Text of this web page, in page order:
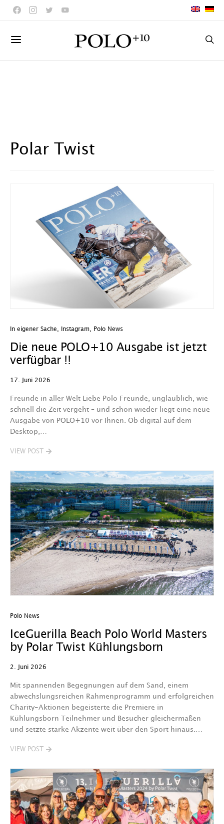
Polar Twist
In eigener Sache Instagram Polo News
Die neue POLO+10 Ausgabe ist jetzt
verfügbar !!
17. Juni 2026
Freunde in aller Welt Liebe Polo Freunde, unglaublich, wie
schnell die Zeit vergeht – und schon wieder liegt eine neue
Ausgabe von POLO+10 vor Ihnen. Ob digital auf dem
Desktop,…
VIEW POST
Polo News
IceGuerilla Beach Polo World Masters
by Polar Twist Kühlungsborn
2. Juni 2026
Mit spannenden Begegnungen auf dem Sand, einem
abwechslungsreichen Rahmenprogramm und erfolgreichen
Charity-Aktionen begeisterte die Premiere in
Kühlungsborn Teilnehmer und Besucher gleichermaßen
und setzte starke Akzente weit über den Sport hinaus.…
VIEW POST